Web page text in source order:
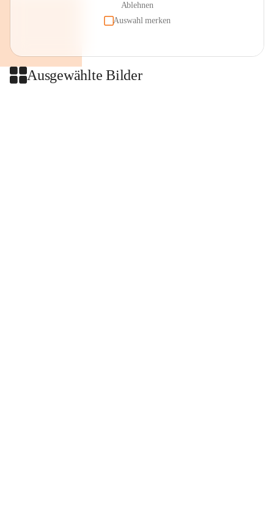
Ablehnen
Auswahl merken
Ausgewählte Bilder